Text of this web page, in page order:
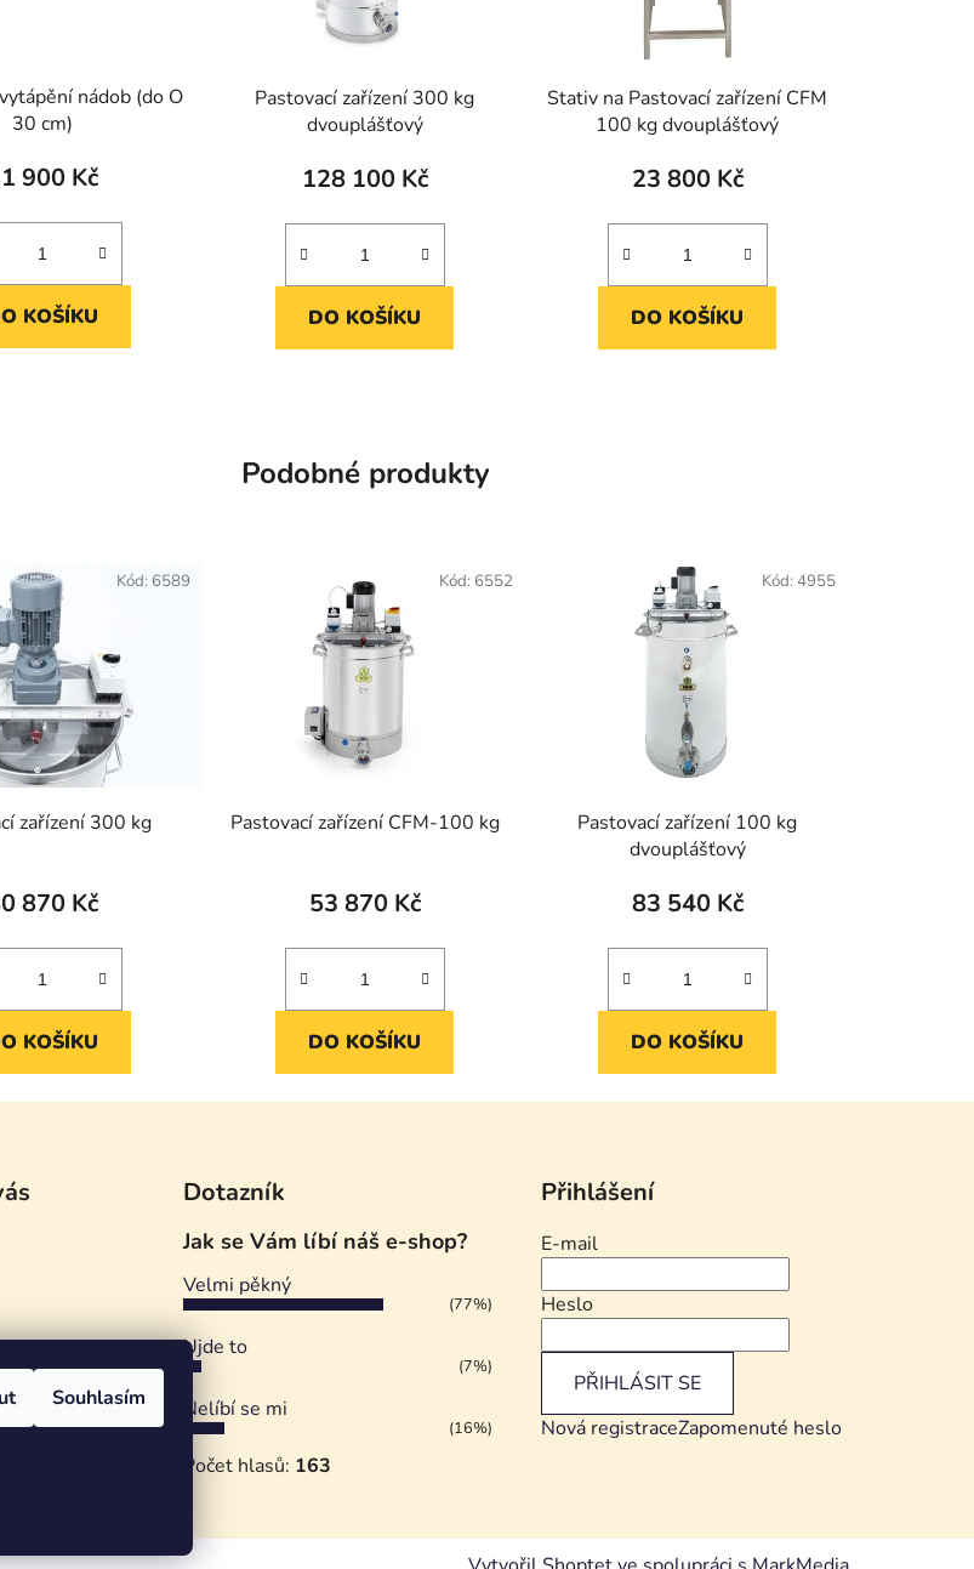
Souhlasím
nádob (do O
30 cm)
900 Kč
KOŠÍKU
Pastovací zařízení 300 kg
dvouplášťový
128 100 Kč
DO KOŠÍKU
Stativ na Pastovací zařízení CFM
100 kg dvouplášťový
23 800 Kč
DO KOŠÍKU
Podobné produkty
zařízení 300 kg
870 Kč
KOŠÍKU
Kód: 6589
Pastovací zařízení CFM-100 kg
53 870 Kč
DO KOŠÍKU
Kód: 6552
Pastovací zařízení 100 kg
dvouplášťový
83 540 Kč
DO KOŠÍKU
Kód: 4955
údajů
Dotazník
Jak se Vám líbí náš e-shop?
Velmi pěkný
(77%)
Ujde to
(7%)
Nelíbí se mi
(16%)
Počet hlasů: 163
Přihlášení
E-mail
Heslo
PŘIHLÁSIT SE
Nová registraceZapomenuté heslo